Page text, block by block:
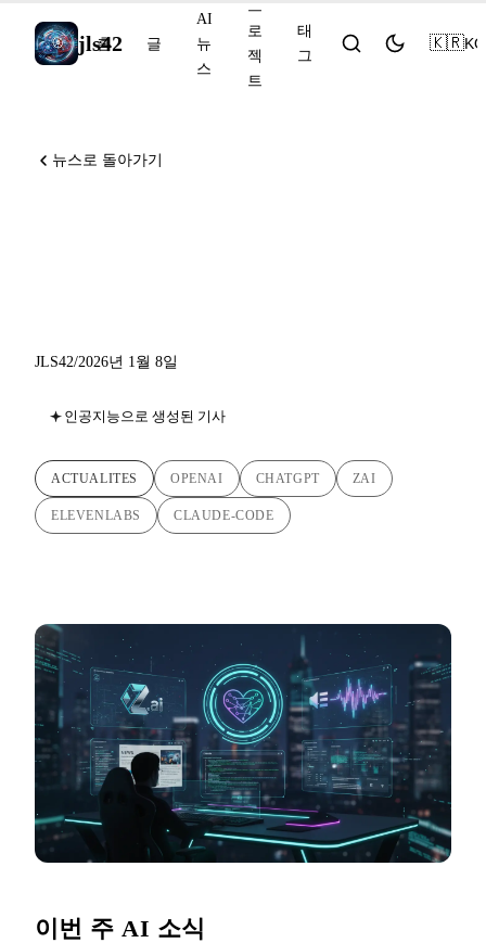
jls42
홈 글
AI
뉴
스
프
로
젝
트
태
그
🇰🇷KO
뉴스로 돌아가기
JLS42/2026년 1월 8일
인공지능으로 생성된 기사
ACTUALITES OPENAI CHATGPT ZAI
ELEVENLABS CLAUDE-CODE
이번 주 AI 소식